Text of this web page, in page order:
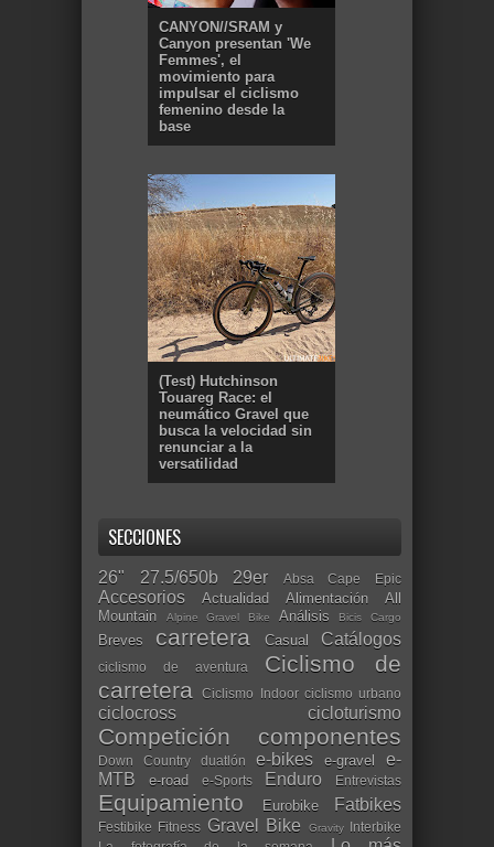
CANYON//SRAM y
Canyon presentan 'We
Femmes', el
movimiento para
impulsar el ciclismo
femenino desde la
base
(Test) Hutchinson
Touareg Race: el
neumático Gravel que
busca la velocidad sin
renunciar a la
versatilidad
SECCIONES
26" 27.5/650b 29er Absa Cape Epic
Accesorios Actualidad Alimentación
All
Mountain
Alpine Gravel Bike Análisis Bicis Cargo
Breves carretera Casual Catálogos
ciclismo de aventura
Ciclismo de
carretera
Ciclismo Indoor ciclismo urbano
ciclocross cicloturismo
Competición componentes
Down Country duatlón e-bikes e-gravel
e-
MTB
e-road e-Sports Enduro Entrevistas
Equipamiento Eurobike Fatbikes
Festibike Fitness Gravel Bike Gravity
Interbike